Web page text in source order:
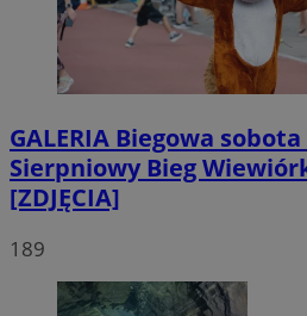
GALERIA Biegowa
Sierpniowy Bieg
[ZDJĘCIA]
189